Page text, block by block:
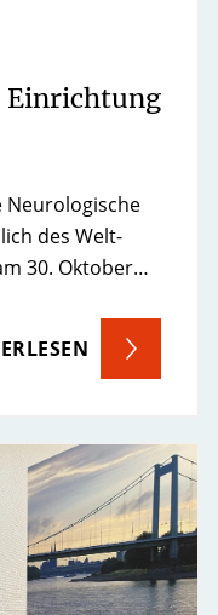
Einrichtung
Neurologische
des Welt-
30. Oktober…